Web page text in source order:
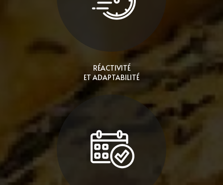
RÉACTIVITÉ
ET ADAPTABILITÉ